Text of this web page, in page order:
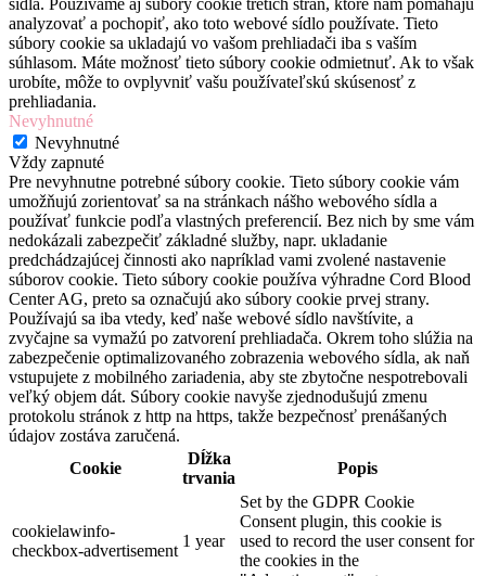
sídla. Používame aj súbory cookie tretích strán, ktoré nám pomáhajú
analyzovať a pochopiť, ako toto webové sídlo používate. Tieto
súbory cookie sa ukladajú vo vašom prehliadači iba s vaším
súhlasom. Máte možnosť tieto súbory cookie odmietnuť. Ak to však
urobíte, môže to ovplyvniť vašu používateľskú skúsenosť z
prehliadania.
Nevyhnutné
Nevyhnutné
Vždy zapnuté
Pre nevyhnutne potrebné súbory cookie. Tieto súbory cookie vám
umožňujú zorientovať sa na stránkach nášho webového sídla a
používať funkcie podľa vlastných preferencií. Bez nich by sme vám
nedokázali zabezpečiť základné služby, napr. ukladanie
predchádzajúcej činnosti ako napríklad vami zvolené nastavenie
súborov cookie. Tieto súbory cookie používa výhradne Cord Blood
Center AG, preto sa označujú ako súbory cookie prvej strany.
Používajú sa iba vtedy, keď naše webové sídlo navštívite, a
zvyčajne sa vymažú po zatvorení prehliadača. Okrem toho slúžia na
zabezpečenie optimalizovaného zobrazenia webového sídla, ak naň
vstupujete z mobilného zariadenia, aby ste zbytočne nespotrebovali
veľký objem dát. Súbory cookie navyše zjednodušujú zmenu
protokolu stránok z http na https, takže bezpečnosť prenášaných
údajov zostáva zaručená.
Cookie
Dĺžka
trvania
Popis
cookielawinfo-
checkbox-advertisement
1 year
Set by the GDPR Cookie
Consent plugin, this cookie is
used to record the user consent for
the cookies in the